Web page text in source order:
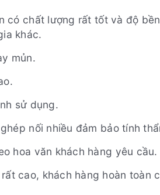
chất lượng rất tốt và độ
khác.
mủn.
sử dụng.
nối nhiều đảm bảo tính
hoa văn khách hàng yêu cầu.
cao, khách hàng hoàn toàn